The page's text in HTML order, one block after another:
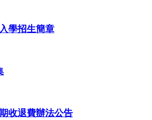
學招生簡章
收退費辦法公告